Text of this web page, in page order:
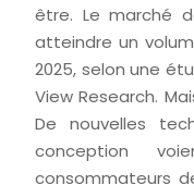
être. Le marché
atteindre un
2025, selon une
View Research.
De nouvelles
conception
consommateurs